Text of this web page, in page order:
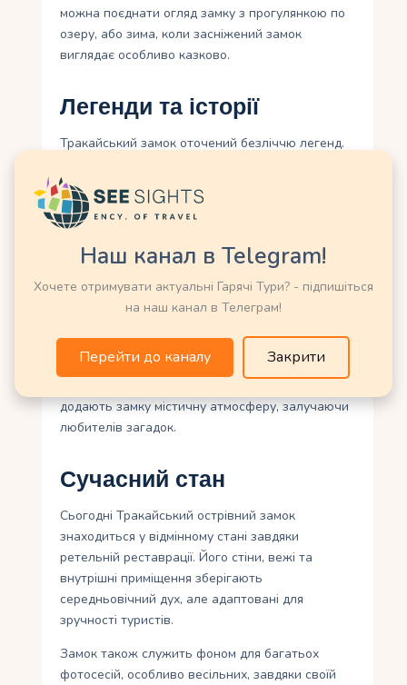
можна поєднати огляд замку з прогулянкою по
озеру, або зима, коли засніжений замок
виглядає особливо казково.
Легенди та історії
Тракайський замок оточений безліччю легенд.
Радзивілл, коханої дружини короля Сигізмунда
Августа, яка нібито з’являється у замку у місячні
ночі. Інша легенда пов’язана з підземними
ходами, які, за переказами, з’єднують замок із
материком, хоча археологічні дослідження їх не
виявили.
вважається, що Вітовт привіз їх у Тракай не
лише як воїнів, а й як охоронців таємниць,
додають замку містичну атмосферу, залучаючи
любителів загадок.
Сучасний стан
Сьогодні Тракайський острівний замок
знаходиться у відмінному стані завдяки
ретельній реставрації. Його стіни, вежі та
внутрішні приміщення зберігають
середньовічний дух, але адаптовані для
зручності туристів.
Замок також служить фоном для багатьох
фотосесій, особливо весільних, завдяки своїй
Наш канал в Telegram!
Хочете отримувати актуальні Гарячі Тури? - підпишіться
на наш канал в Телеграм!
Перейти до каналу Закрити